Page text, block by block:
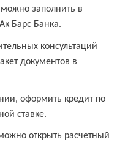
заполнить в
Барс Банка.
консультаций
документов в
оформить кредит по
ставке.
открыть расчетный